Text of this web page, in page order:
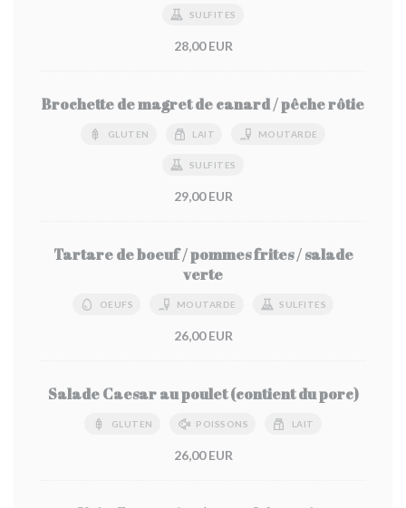
SULFITES
28,00 EUR
Brochette de magret de canard / pêche rôtie
GLUTEN LAIT MOUTARDE
SULFITES
29,00 EUR
Tartare de boeuf / pommes frites / salade
verte
OEUFS MOUTARDE SULFITES
26,00 EUR
Salade Caesar au poulet (contient du porc)
GLUTEN POISSONS LAIT
26,00 EUR